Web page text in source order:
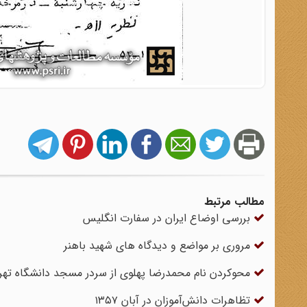
مطالب مرتبط
بررسی اوضاع ایران در سفارت انگلیس
مروری بر مواضع و دیدگاه های شهید باهنر
محوکردن نام محمدرضا پهلوی از سردر مسجد دانشگاه
تظاهرات دانش‌آموزان در آبان‌ ۱۳۵۷